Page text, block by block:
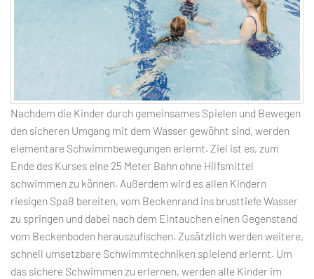
Nachdem die Kinder durch gemeinsames Spielen und Bewegen
den sicheren Umgang mit dem Wasser gewöhnt sind, werden
elementare Schwimmbewegungen erlernt. Ziel ist es, zum
Ende des Kurses eine 25 Meter Bahn ohne Hilfsmittel
schwimmen zu können. Außerdem wird es allen Kindern
riesigen Spaß bereiten, vom Beckenrand ins brusttiefe Wasser
zu springen und dabei nach dem Eintauchen einen Gegenstand
vom Beckenboden herauszufischen. Zusätzlich werden weitere,
schnell umsetzbare Schwimmtechniken spielend erlernt. Um
das sichere Schwimmen zu erlernen, werden alle Kinder im